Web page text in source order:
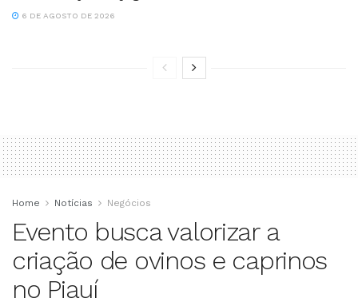
6 DE AGOSTO DE 2026
Home Notícias Negócios
Evento busca valorizar a
criação de ovinos e caprinos
no Piauí